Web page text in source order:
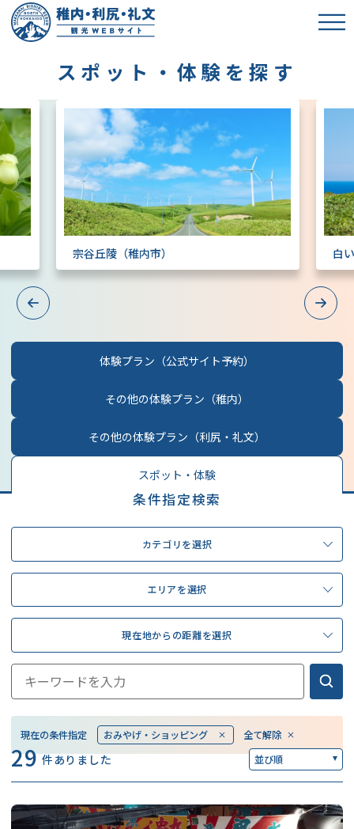
スポット・体験を探す
Previous
宗谷丘陵（稚内市） 白
Next
スポット・体験
体験プラン （公式サイト予約）
その他の体験プラン （稚内）
その他の体験プラン （利尻・礼文）
条件指定検索
カテゴリを選択
エリアを選択
現在地からの距離を選択
現在の条件指定 おみやげ・ショッピング 全て解除
29 件ありました 並び順